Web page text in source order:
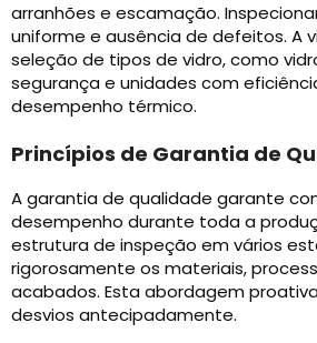
arranhões e escamação.
uniforme e ausência de defeitos. A
seleção de tipos de vidro, como
segurança e unidades com
desempenho térmico.
Princípios de Garantia de
A garantia de qualidade garante
desempenho durante toda a
estrutura de inspeção em vários
rigorosamente os materiais,
acabados. Esta abordagem
desvios antecipadamente.